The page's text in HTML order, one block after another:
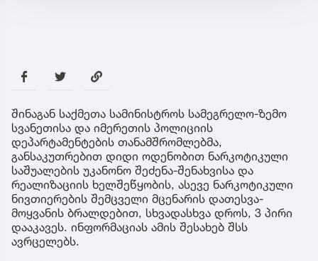
შინაგან საქმეთა სამინისტროს სამეგრელო-ზემო
სვანეთისა და იმერეთის პოლიციის
დეპარტამენტების თანამშრომლებმა,
განსაკუთრებით დიდი ოდენობით ნარკოტიკული
საშუალების უკანონო შეძენა-შენახვისა და
რეალიზაციის ხელშეწყობის, ასევე ნარკოტიკული
ნივთიერების შემცველი მცენარის დათესვა-
მოყვანის ბრალდებით, სხვადასხვა დროს, 3 პირი
დააკავეს. ინფორმაციას ამის შესახებ შსს
ავრცელებს.